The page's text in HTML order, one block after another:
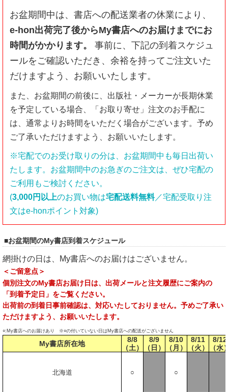
お盆期間中は、書店への配送業者の休業により、
e-hon出荷完了後からMy書店へのお届けまでにお
時間がかかります。
事前に、下記の到着スケジュ
ールをご確認いただき、余裕を持ってご注文いた
だけますよう、お願いいたします。
また、お盆期間の前後に、出版社・メーカーが長期休業
を予定している場合、「お取り寄せ」注文のお手配に
は、通常よりお時間をいただく場合がございます。予め
ご了承いただけますよう、お願いいたします。
※宅配でのお受け取りの分は、お盆期間中も毎日出荷い
たします。お盆期間中のお急ぎのご注文は、ぜひ宅配の
ご利用もご検討ください。
(3,000円以上のお買い物は宅配送料無料／宅配受取り注
文はe-honポイント対象)
■お盆期間のMy書店到着スケジュール
網掛けの日は、My書店へのお届けはございません。
＜ご留意点＞
個別注文のMy書店お届け日は、出荷メールと注文履歴にご案内の
「到着予定日」をご覧ください。
出荷前の到着日事前確認は、対応いたしておりません。予めご了承い
ただけますよう、お願いいたします。
○:My書店へのお届けあり ※○の付いていない日はMy書店への配送がございません
My書店所在地
8/8
（土）
8/9
（日）
8/10
（月）
8/11
（火）
8/12
（水
北海道 ○ ○